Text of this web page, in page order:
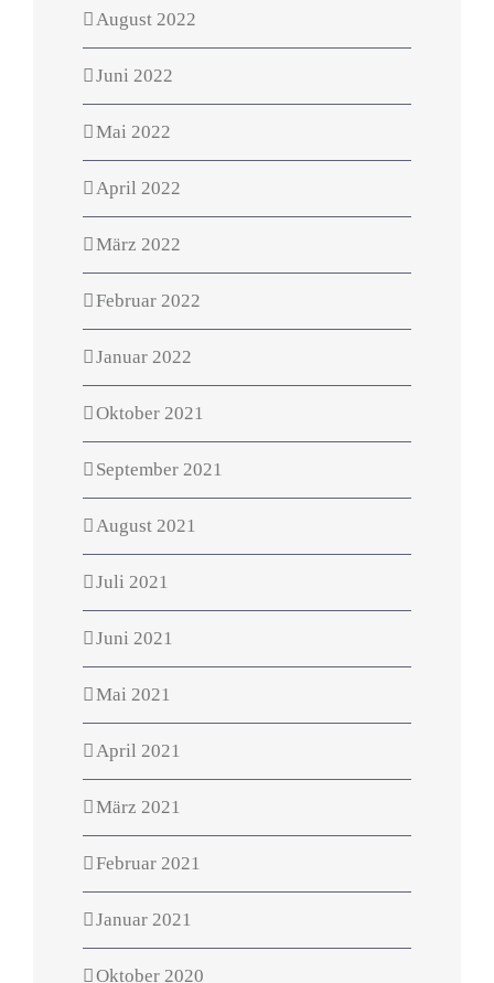
August 2022
Juni 2022
Mai 2022
April 2022
März 2022
Februar 2022
Januar 2022
Oktober 2021
September 2021
August 2021
Juli 2021
Juni 2021
Mai 2021
April 2021
März 2021
Februar 2021
Januar 2021
Oktober 2020